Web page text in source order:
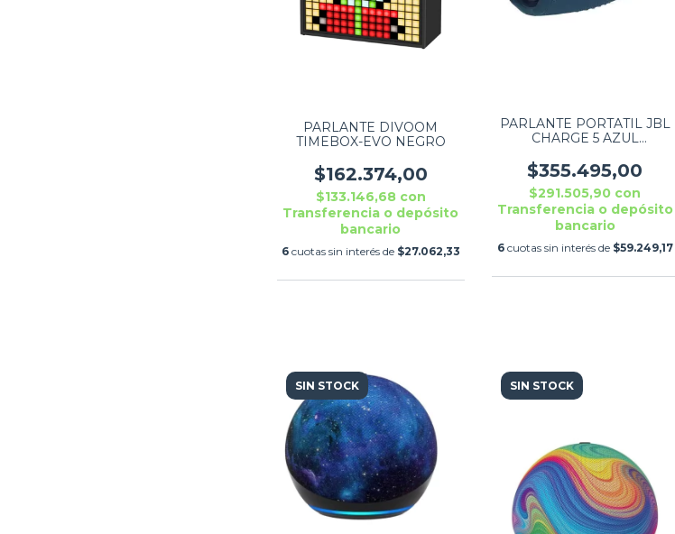
PARLANTE DIVOOM
TIMEBOX-EVO NEGRO
$162.374,00
$133.146,68 con
Transferencia o depósito
bancario
6 cuotas sin interés de $27.062,33
PARLANTE PORTATIL JBL
CHARGE 5 AZUL
$355.495,00
$291.505,90 con
Transferencia o depósito
bancario
6 cuotas sin interés de $59.249,17
SIN STOCK SIN STOCK